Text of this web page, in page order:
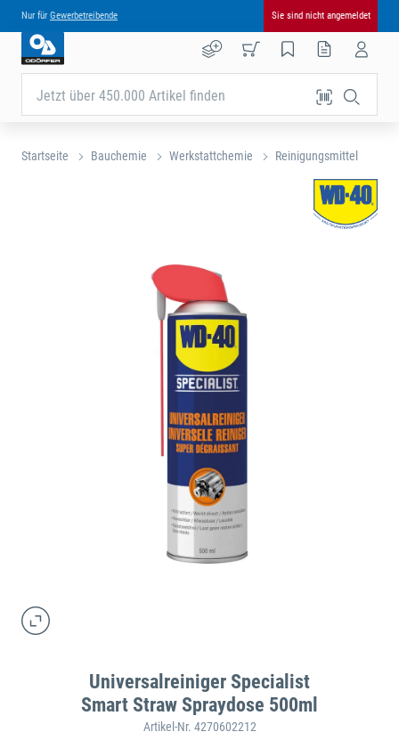
Nur für Gewerbetreibende Sie sind nicht angemeldet
Jetzt über 450.000 Artikel finden
Startseite Bauchemie Werkstattchemie Reinigungsmittel
Universalreiniger Specialist
Smart Straw Spraydose 500ml
Artikel-Nr. 4270602212